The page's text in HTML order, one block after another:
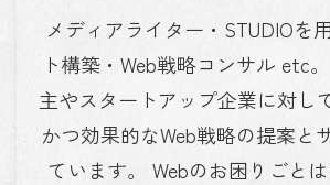
メディアライター・STUDIOを
ト構築・Web戦略コンサル etc
主やスタートアップ企業に対し
かつ効果的なWeb戦略の提案と
ています。 Webのお困りごと